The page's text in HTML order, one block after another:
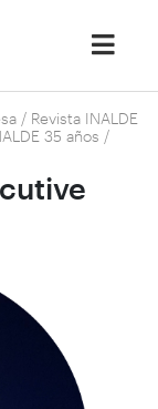
/ Revista INALDE
35 años /